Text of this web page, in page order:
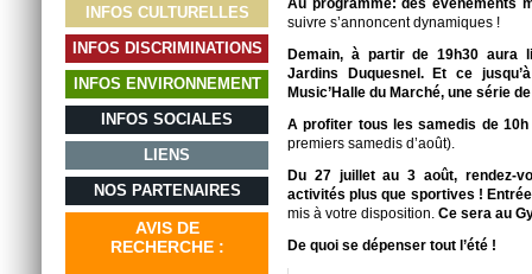
INFOS CULTURELLES
INFOS DISCRIMINATIONS
INFOS ENVIRONNEMENT
INFOS SOCIALES
LIENS
NOS PARTENAIRES
AVIS DE
RECHERCHE :
Au programme: des événements
suivre s’annoncent dynamiques !
Demain, à partir de 19h30 aura
Jardins Duquesnel. Et ce
Music’Halle du Marché, une série
A profiter tous les samedis de
premiers samedis d’août).
Du 27 juillet au 3 août, rendez-
activités plus que sportives !
mis à votre disposition. Ce sera au
De quoi se dépenser tout l’été !